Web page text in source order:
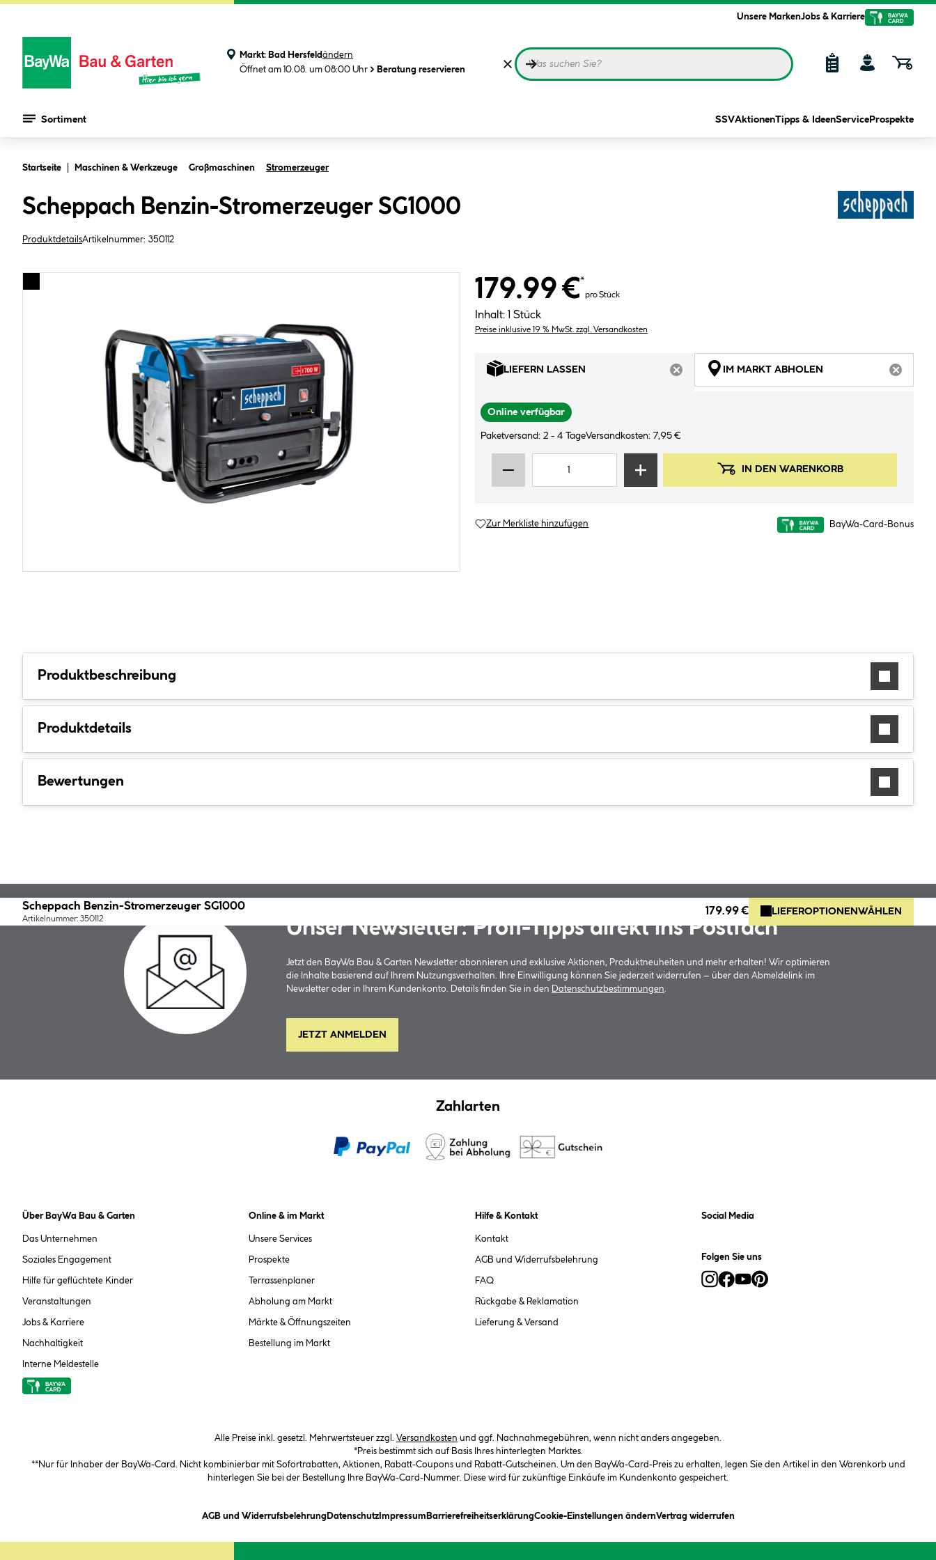
Unsere MarkenJobs & Karriere
Markt: Bad Hersfeldändern
Öffnet am 10.08. um 08:00 Uhr
Beratung reservieren
Sortiment SSVAktionenTipps & IdeenService Prospekte
Startseite Maschinen & Werkzeuge Großmaschinen Stromerzeuger
Scheppach Benzin-Stromerzeuger SG1000
ProduktdetailsArtikelnummer: 350112
179.99 €*
pro Stück
Inhalt: 1 Stück
Preise inklusive 19 % MwSt. zzgl. Versandkosten
LIEFERN LASSEN
ARTIKEL NICHT VERFÜGBAR
IM MARKT ABHOLEN
Online verfügbar
Paketversand: 2 - 4 TageVersandkosten: 7,95 €
IN DEN WARENKORB
Zur Merkliste hinzufügen BayWa-Card-Bonus
Produktbeschreibung
Produktdetails
Bewertungen
Scheppach Benzin-Stromerzeuger SG1000
Artikelnummer: 350112
179.99 € LIEFEROPTIONEN WÄHLEN
Unser Newsletter: Profi-Tipps direkt ins Postfach
Jetzt den BayWa Bau & Garten Newsletter abonnieren und exklusive Aktionen, Produktneuheiten und mehr erhalten! Wir optimieren
die Inhalte basierend auf Ihrem Nutzungsverhalten. Ihre Einwilligung können Sie jederzeit widerrufen – über den Abmeldelink im
Newsletter oder in Ihrem Kundenkonto. Details finden Sie in den
Datenschutzbestimmungen
JETZT ANMELDEN
Zahlarten
Über BayWa Bau & Garten
Das Unternehmen
Soziales Engagement
Hilfe für geflüchtete Kinder
Veranstaltungen
Jobs & Karriere
Nachhaltigkeit
Interne Meldestelle
Online & im Markt
Unsere Services
Prospekte
Terrassenplaner
Abholung am Markt
Märkte & Öffnungszeiten
Bestellung im Markt
Hilfe & Kontakt
Kontakt
AGB und Widerrufsbelehrung
FAQ
Rückgabe & Reklamation
Lieferung & Versand
Social Media
Folgen Sie uns
Alle Preise inkl. gesetzl. Mehrwertsteuer zzgl. Versandkosten und ggf. Nachnahmegebühren, wenn nicht anders angegeben.
*Preis bestimmt sich auf Basis Ihres hinterlegten Marktes.
**Nur für Inhaber der BayWa-Card. Nicht kombinierbar mit Sofortrabatten, Aktionen, Rabatt-Coupons und Rabatt-Gutscheinen. Um den BayWa-Card-Preis zu erhalten, legen Sie den Artikel in den Warenkorb und
hinterlegen Sie bei der Bestellung Ihre BayWa-Card-Nummer. Diese wird für zukünftige Einkäufe im Kundenkonto gespeichert.
AGB und Widerrufsbelehrung(öffnet ein Dialogfeld)
Datenschutz(öffnet ein Dialogfeld)
Impressum(öffnet ein Dialogfeld)
Barrierefreiheitserklärung(öffnet ein Dialogfeld)
Cookie-Einstellungen ändern(öffnet ein Dialogfeld)
Vertrag widerrufen